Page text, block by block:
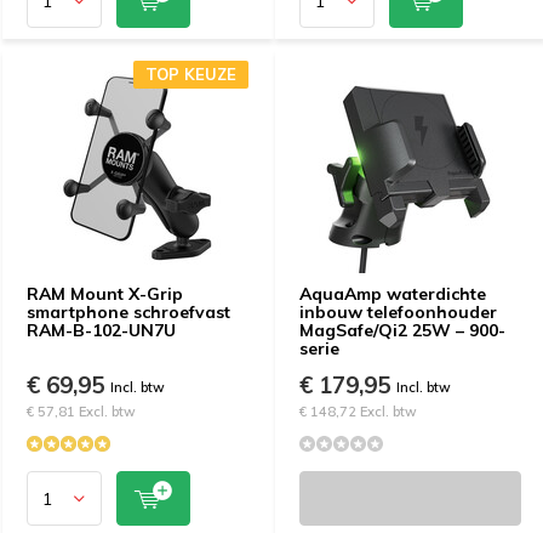
RAM Mount X-Grip
smartphone schroefvast
RAM-B-102-UN7U
TOP KEUZE
€ 69,95 Incl. btw
€ 57,81 Excl. btw
AquaAmp waterdichte
inbouw telefoonhouder
MagSafe/Qi2 25W – 900-
serie
€ 179,95 Incl. btw
€ 148,72 Excl. btw